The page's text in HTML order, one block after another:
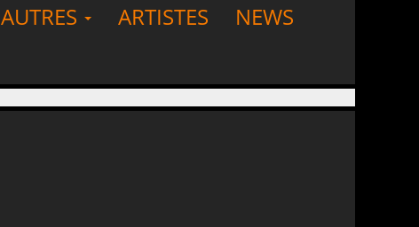
AUTRES ARTISTES
NEWS